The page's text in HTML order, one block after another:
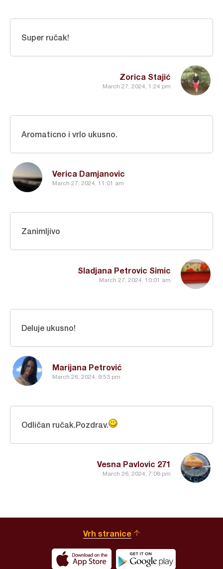
Zorica Stajić
March 27, 2024, 1:24 pm
Super ručak!
Verica Damjanovic
March 27, 2024, 11:01 am
Aromaticno i vrlo ukusno.
Sladjana Petrovic Simic
March 27, 2024, 10:01 am
Zanimljivo
Marijana Petrović
March 26, 2024, 9:53 pm
Deluje ukusno!
Vesna Pavlovic 271
March 26, 2024, 7:08 pm
Odličan ručak.Pozdrav.
Vrh stranice